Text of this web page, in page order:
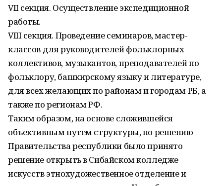
VII секция. Осуществление экспедиционной
работы.
VIII секция. Проведение семинаров, мастер-
классов для руководителей фольклорных
коллективов, музыкантов, преподавателей по
фольклору, башкирскому языку и литературе,
для всех желающих по районам и городам РБ, а
также по регионам РФ.
Таким образом, на основе сложившейся
объективным путем структуры, по решению
Правительства республики было принято
решение открыть в Сибайском колледже
искусств этнохудожественное отделение и